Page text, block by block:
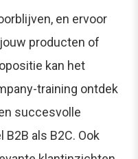
en ervoor
producten of
kan het
training ontdek
succesvolle
als B2C. Ook